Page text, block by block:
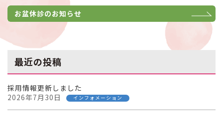
お盆休診のお知らせ
最近の投稿
2026年7月30日 インフォメーション
採用情報更新しました